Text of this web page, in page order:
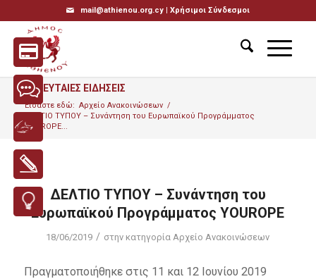
mail@athienou.org.cy | Χρήσιμοι Σύνδεσμοι
ΤΕΛΕΥΤΑΙΕΣ ΕΙΔΗΣΕΙΣ
Είσαστε εδώ: Αρχείο Ανακοινώσεων /
ΔΕΛΤΙΟ ΤΥΠΟΥ – Συνάντηση του Ευρωπαϊκού Προγράμματος
YOUROPE...
ΔΕΛΤΙΟ ΤΥΠΟΥ – Συνάντηση του
Ευρωπαϊκού Προγράμματος YOUROPE
18/06/2019 / στην κατηγορίαΑρχείο Ανακοινώσεων
Πραγματοποιήθηκε στις 11 και 12 Ιουνίου 2019